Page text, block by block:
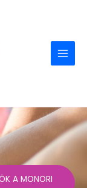
A MONORI